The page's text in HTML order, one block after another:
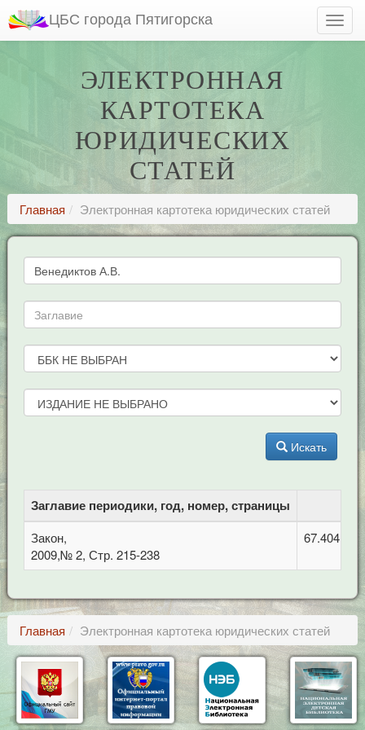
ЦБС города Пятигорска
ЭЛЕКТРОННАЯ
КАРТОТЕКА
ЮРИДИЧЕСКИХ
СТАТЕЙ
Главная Электронная картотека юридических статей
Искать
Заглавие периодики, год, номер, страницы
Закон,
2009,№ 2, Стр. 215-238
67.404
Главная Электронная картотека юридических статей